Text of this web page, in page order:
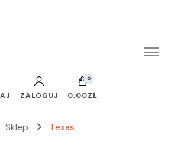
ZALOGUJ
0
0,00ZŁ
Sklep Texas